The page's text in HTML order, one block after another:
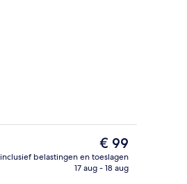
Premium kamer, 1 kingsize bed |
De
huidige
prijs
€ 99
inclusief belastingen en toeslagen
17 aug - 18 aug